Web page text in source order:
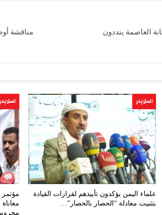
العاصمة ينددون
مناقشة
السلايدر
علماء اليمن يؤكدون تأييدهم لقرارات القيادة
بتثبيت معادلة “الحصار بالحصار”…